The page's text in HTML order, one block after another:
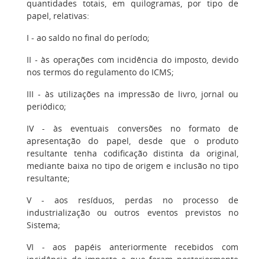
quantidades totais, em quilogramas, por tipo de
papel, relativas:
I - ao saldo no final do período;
II - às operações com incidência do imposto, devido
nos termos do regulamento do ICMS;
III - às utilizações na impressão de livro, jornal ou
periódico;
IV - às eventuais conversões no formato de
apresentação do papel, desde que o produto
resultante tenha codificação distinta da original,
mediante baixa no tipo de origem e inclusão no tipo
resultante;
V - aos resíduos, perdas no processo de
industrialização ou outros eventos previstos no
Sistema;
VI - aos papéis anteriormente recebidos com